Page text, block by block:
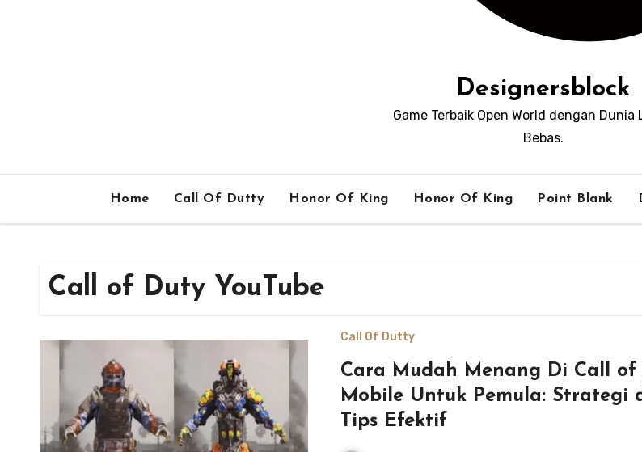
Designersblock
Game Terbaik Open World dengan Dunia
Bebas.
Home Call Of Dutty Honor Of King Honor Of King Point Blank
Call of Duty YouTube
Call Of Dutty
Cara Mudah Menang Di Call of
Mobile Untuk Pemula: Strategi
Tips Efektif